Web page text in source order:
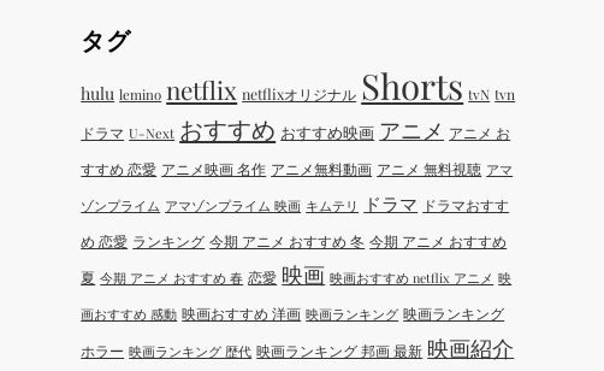
タグ
hulu lemino netflix netflixオリジナル Shorts tvN tvn
ドラマ U-Next おすすめ おすすめ映画 アニメ アニメ お
すすめ 恋愛 アニメ映画 名作 アニメ無料動画 アニメ 無料視聴 アマ
ゾンプライム アマゾンプライム 映画 キムテリ ドラマ ドラマおすす
め 恋愛 ランキング 今期 アニメ おすすめ 冬 今期 アニメ おすすめ
夏 今期 アニメ おすすめ 春 恋愛 映画 映画おすすめ netflix アニメ 映
画おすすめ 感動 映画おすすめ 洋画 映画ランキング 映画ランキング
ホラー 映画ランキング 歴代 映画ランキング 邦画 最新 映画紹介